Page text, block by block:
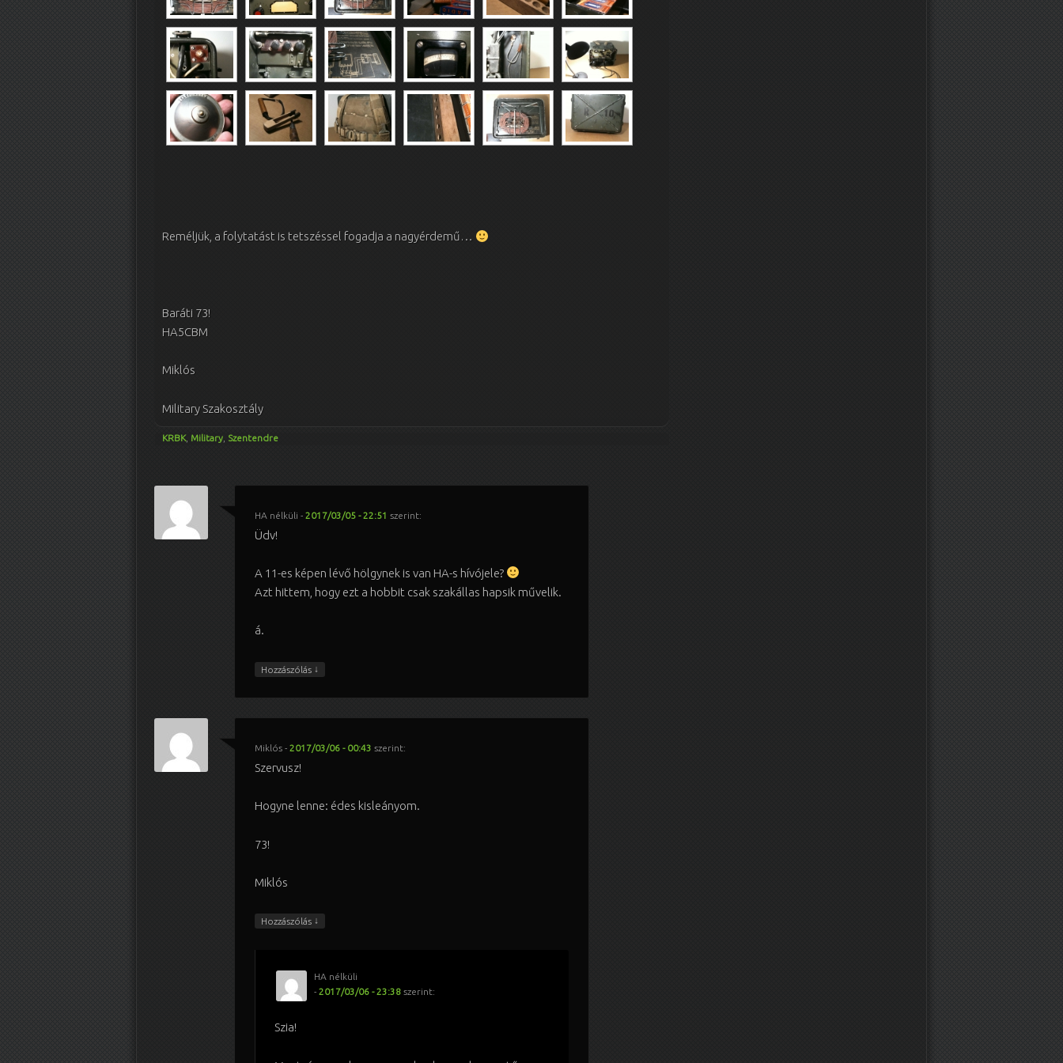
Reméljük, a folytatást is tetszéssel fogadja a nagyérdemű…
Baráti 73!
HA5CBM
Miklós
Military Szakosztály
KRBK, Military Szentendre
HA nélküli - 2017/03/05 - 22:51 szerint:
Üdv!
A 11-es képen lévő hölgynek is van HA-s hívójele?
Azt hittem, hogy ezt a hobbit csak szakállas hapsik művelik.
á.
Hozzászólás ↓
Miklós- 2017/03/06 - 00:43 szerint:
Szervusz!
Hogyne lenne: édes kisleányom.
73!
Miklós
Hozzászólás ↓
HA nélküli
- 2017/03/06 - 23:38 szerint:
Szia!